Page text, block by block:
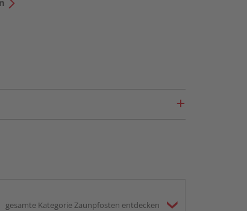
gesamte Kategorie Zaunpfosten entdecken